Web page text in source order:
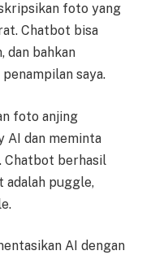
foto yang
Chatbot bisa
dan bahkan
saya.
foto anjing
AI dan meminta
Chatbot berhasil
adalah puggle,
AI dengan